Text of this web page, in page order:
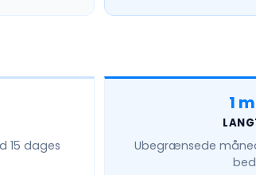
15 dages
1
Ubegrænsede